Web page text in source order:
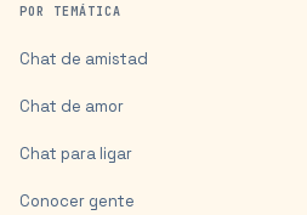
POR TEMÁTICA
Chat de amistad
Chat de amor
Chat para ligar
Conocer gente